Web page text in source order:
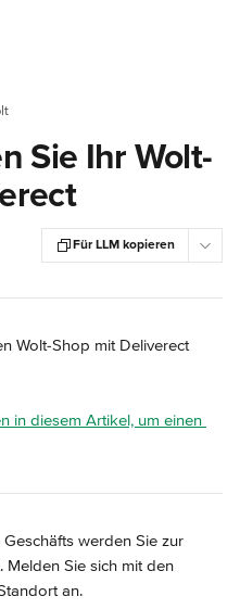
Sie Ihr Wolt-
Für LLM kopieren
Wolt-Shop mit Deliverect
in diesem Artikel, um einen
werden Sie zur
Melden Sie sich mit den
an.